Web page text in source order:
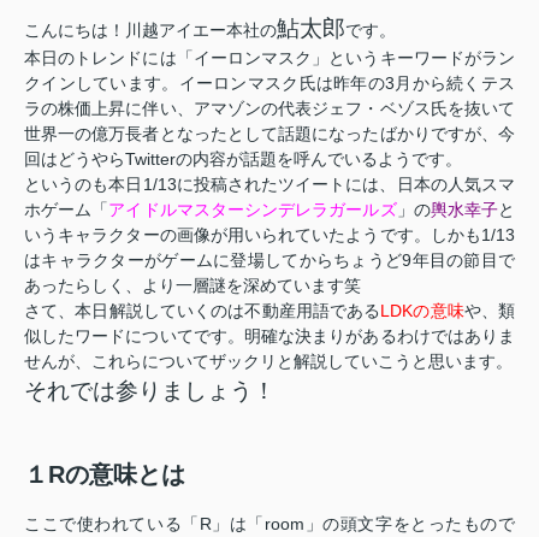
こんにちは！川越アイエー本社の鮎太郎です。
本日のトレンドには「イーロンマスク」というキーワードがラン
クインしています。イーロンマスク氏は昨年の3月から続くテス
ラの株価上昇に伴い、アマゾンの代表ジェフ・ベゾス氏を抜いて
世界一の億万長者となったとして話題になったばかりですが、今
回はどうやらTwitterの内容が話題を呼んでいるようです。
というのも本日1/13に投稿されたツイートには、日本の人気スマ
ホゲーム「アイドルマスターシンデレラガールズ」の輿水幸子と
いうキャラクターの画像が用いられていたようです。しかも1/13
はキャラクターがゲームに登場してからちょうど9年目の節目で
あったらしく、より一層謎を深めています笑
さて、本日解説していくのは不動産用語であるLDKの意味や、類
似したワードについてです。明確な決まりがあるわけではありま
せんが、これらについてザックリと解説していこうと思います。
それでは参りましょう！
１Rの意味とは
ここで使われている「R」は「room」の頭文字をとったもので